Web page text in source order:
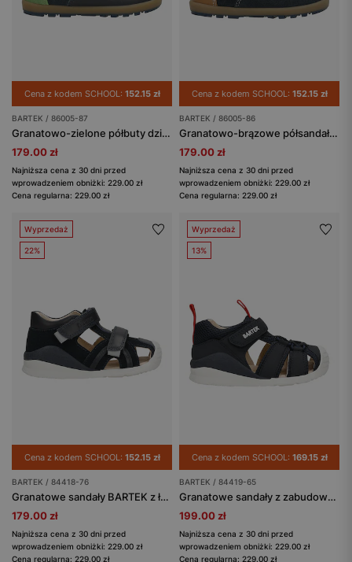
Cena z kodem SCHOOL: 152.15 zł
BARTEK / 86005-87
Granatowo-zielone półbuty dziecięce z wycięciami BARTEK 86005-87
179.00 zł
Najniższa cena z 30 dni przed
wprowadzeniem obniżki: 229.00 zł
Cena regularna: 229.00 zł
Cena z kodem SCHOOL: 152.15 zł
BARTEK / 86005-86
Granatowo-brązowe półsandały chłopięce ze skóry naturalnej BARTEK 86005-86
179.00 zł
Najniższa cena z 30 dni przed
wprowadzeniem obniżki: 229.00 zł
Cena regularna: 229.00 zł
Wyprzedaż
22%
Cena z kodem SCHOOL: 152.15 zł
BARTEK / 84418-76
Granatowe sandały BARTEK z łączonych skór 84418-76
179.00 zł
Najniższa cena z 30 dni przed
wprowadzeniem obniżki: 229.00 zł
Cena regularna: 229.00 zł
Wyprzedaż
13%
Cena z kodem SCHOOL: 169.15 zł
BARTEK / 84419-65
Granatowe sandały z zabudowanym noskiem BARTEK 84419-65
199.00 zł
Najniższa cena z 30 dni przed
wprowadzeniem obniżki: 229.00 zł
Cena regularna: 229.00 zł